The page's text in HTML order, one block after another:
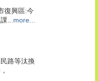
復興區:今
... more...
路等汰換